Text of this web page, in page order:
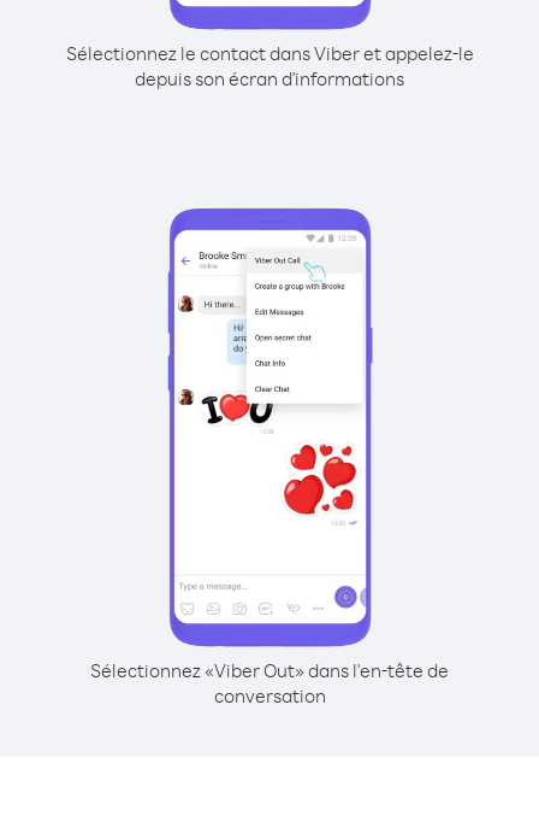
Sélectionnez le contact dans Viber et appelez-le
depuis son écran d'informations
Sélectionnez «Viber Out» dans l'en-tête de
conversation